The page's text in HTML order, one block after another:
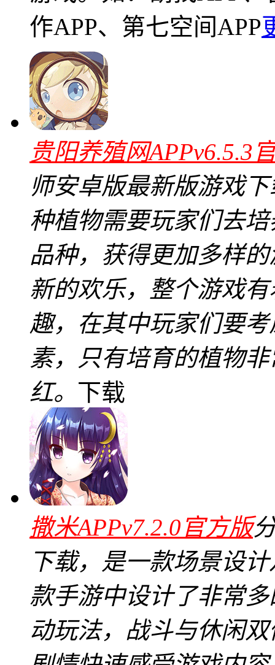
作APP、第七空间APP
贵阳养殖网APPv6.5.3
师安卓版最新版游戏
种植物需要玩家们去
品种，获得更加多样
新的欢乐，整个游戏
趣，在其中玩家们要
素，只有培育的植物
红。 下载
撒米APPv7.2.0官方版
下载，是一款场景设
款手游中设计了非常
动玩法，战斗与休闲